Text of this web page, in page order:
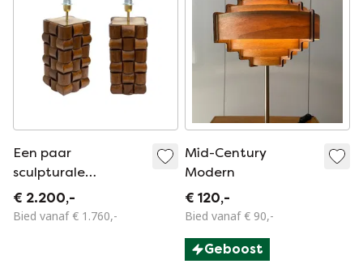
Een paar
sculpturale
tafellampen van
teakhout en
€ 2.200,-
Bied vanaf € 1.760,-
Mid-Century
Modern
€ 120,-
Bied vanaf € 90,-
Geboost